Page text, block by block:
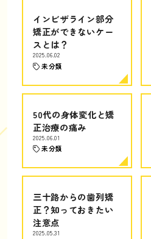
インビザライン部分
矯正ができないケー
スとは？
2025.06.02
未分類
50代の身体変化と矯
正治療の痛み
2025.06.01
未分類
三十路からの歯列矯
正？知っておきたい
注意点
2025.05.31